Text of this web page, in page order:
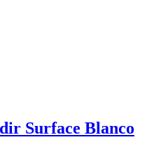
Surface Blanco